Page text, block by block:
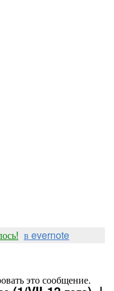
в evernote
это сообщение.